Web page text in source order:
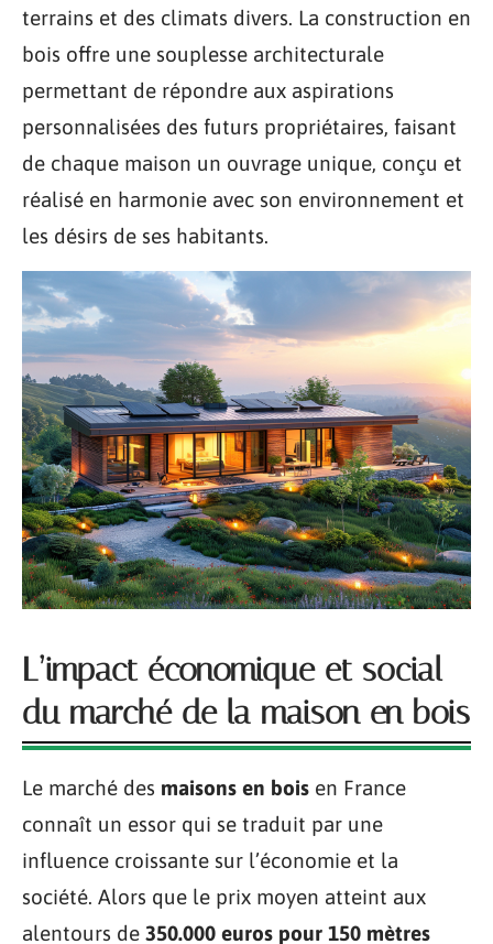
terrains et des climats divers. La construction en
bois offre une souplesse architecturale
permettant de répondre aux aspirations
personnalisées des futurs propriétaires, faisant
de chaque maison un ouvrage unique, conçu et
réalisé en harmonie avec son environnement et
les désirs de ses habitants.
L’impact économique et social
du marché de la maison en bois
Le marché des maisons en bois en France
connaît un essor qui se traduit par une
influence croissante sur l’économie et la
société. Alors que le prix moyen atteint aux
alentours de 350.000 euros pour 150 mètres